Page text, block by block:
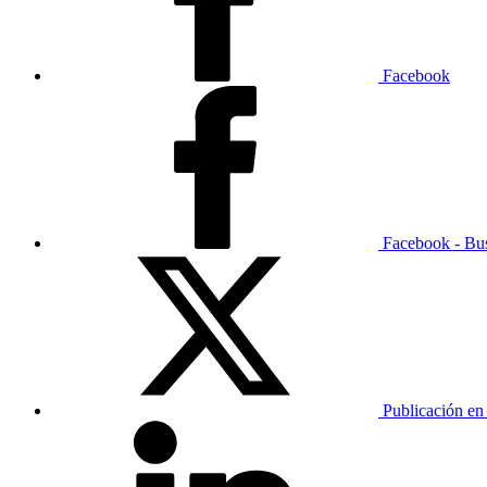
Facebook
Facebook -
Publicación